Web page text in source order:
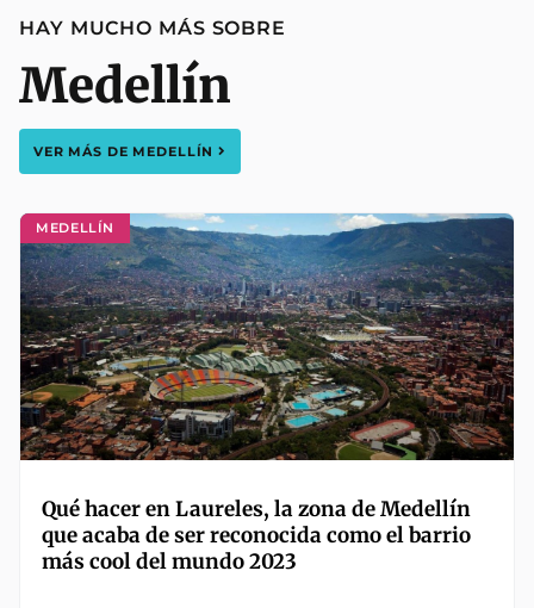
HAY MUCHO MÁS SOBRE
Medellín
VER MÁS DE MEDELLÍN
MEDELLÍN
Qué hacer en Laureles, la zona de Medellín
que acaba de ser reconocida como el barrio
más cool del mundo 2023